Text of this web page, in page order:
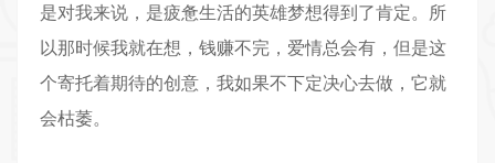
是对我来说，是疲惫生活的英雄梦想得到了肯定。所
以那时候我就在想，钱赚不完，爱情总会有，但是这
个寄托着期待的创意，我如果不下定决心去做，它就
会枯萎。